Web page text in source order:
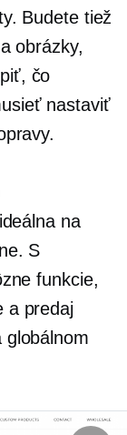
Budete tiež
obrázky,
čo
nastaviť
na
S
funkcie,
a predaj
globálnom